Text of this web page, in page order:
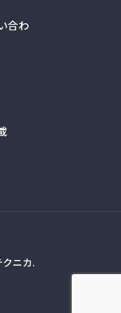
合わ
ニカ.